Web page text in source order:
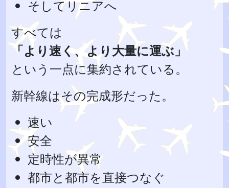
そしてリニアへ
すべては
「より速く、より大量に運ぶ」
という一点に集約されている。
新幹線はその完成形だった。
速い
安全
定時性が異常
都市と都市を直接つなぐ